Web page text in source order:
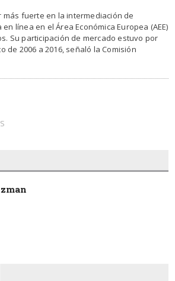
más fuerte en la intermediación de
línea en el Área Económica Europea (AEE)
Su participación de mercado estuvo por
de 2006 a 2016, señaló la Comisión